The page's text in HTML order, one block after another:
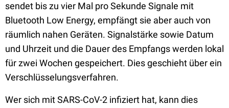
sendet bis zu vier Mal pro Sekunde Signale mit
Bluetooth Low Energy, empfängt sie aber auch von
räumlich nahen Geräten. Signalstärke sowie Datum
und Uhrzeit und die Dauer des Empfangs werden lokal
für zwei Wochen gespeichert. Dies geschieht über ein
Verschlüsselungsverfahren.
Wer sich mit SARS-CoV-2 infiziert hat, kann dies